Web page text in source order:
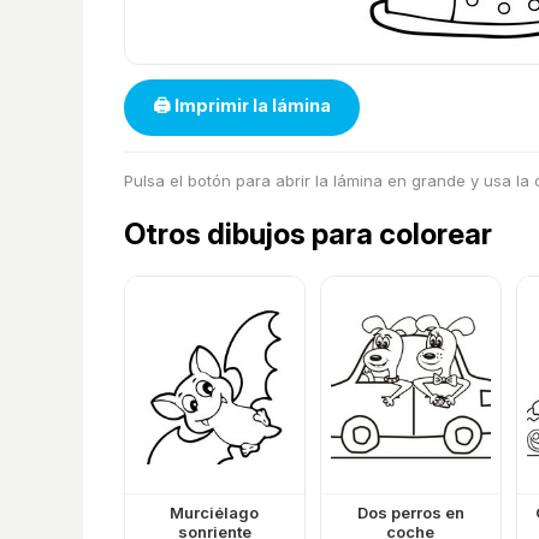
🖨 Imprimir la lámina
Pulsa el botón para abrir la lámina en grande y usa la
Otros dibujos para colorear
Murciélago
sonriente
Dos perros en
coche